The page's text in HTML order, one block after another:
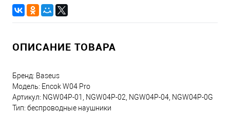
ОПИСАНИЕ ТОВАРА
Бренд: Baseus
Модель: Encok W04 Pro
Артикул: NGW04P-01, NGW04P-02, NGW04P-04, NGW04P-0G
Тип: беспроводные наушники